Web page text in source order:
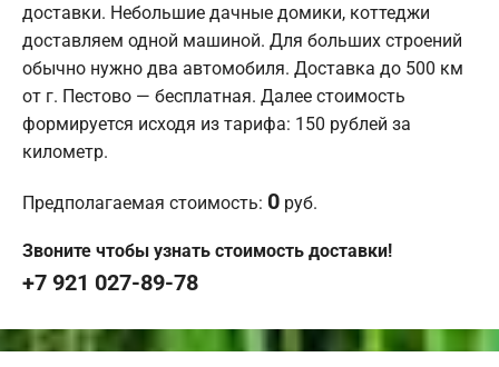
доставки. Небольшие дачные домики, коттеджи
доставляем одной машиной. Для больших строений
обычно нужно два автомобиля. Доставка до 500 км
от г. Пестово — бесплатная. Далее стоимость
формируется исходя из тарифа: 150 рублей за
километр.
Предполагаемая стоимость: 0 руб.
Звоните чтобы узнать стоимость доставки!
+7 921 027-89-78